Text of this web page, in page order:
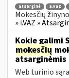
atsarginė a.vaz
Mokesčių
» i.VAZ »
Kokie galimi
mokesčių
atsarginėmis
Web turinio